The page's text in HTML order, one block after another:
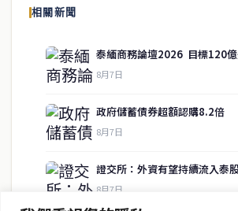
相關新聞
泰緬商務論壇2026 目標120
8月7日
政府儲蓄債券超額認購8.2倍
8月7日
證交所：外資有望持續流入泰
8月7日
供即時、客觀、多元的中文新聞內容。
房地產